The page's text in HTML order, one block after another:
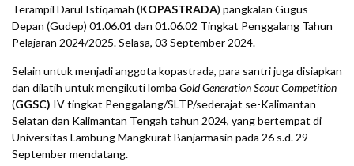
Terampil Darul Istiqamah (KOPASTRADA) pangkalan Gugus
Depan (Gudep) 01.06.01 dan 01.06.02 Tingkat Penggalang Tahun
Pelajaran 2024/2025. Selasa, 03 September 2024.
Selain untuk menjadi anggota kopastrada, para santri juga disiapkan
dan dilatih untuk mengikuti lomba Gold Generation Scout Competition
(GGSC) IV tingkat Penggalang/SLTP/sederajat se-Kalimantan
Selatan dan Kalimantan Tengah tahun 2024, yang bertempat di
Universitas Lambung Mangkurat Banjarmasin pada 26 s.d. 29
September mendatang.